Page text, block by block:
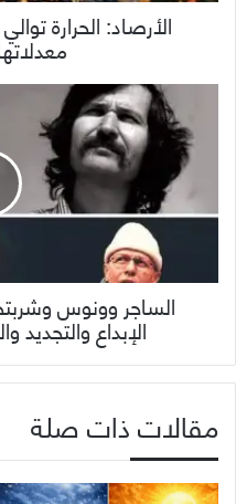
الأرصاد: الحرارة
معدلاتها بـ8
الساجر وونوس
الإبداع والتجديد
مقالات ذات صلة